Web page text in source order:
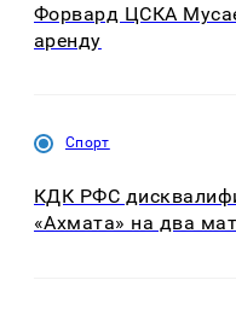
Форвард ЦСКА
аренду
Спорт
КДК РФС
«Ахмата» на два